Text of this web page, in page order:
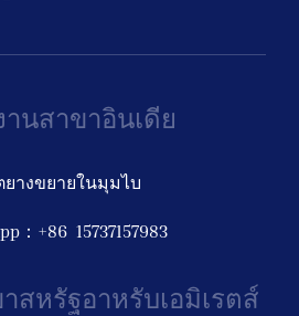
นสาขาอินเดีย
ยางขยายในมุมไบ
：+86 15737157983
สหรัฐอาหรับเอมิเรตส์